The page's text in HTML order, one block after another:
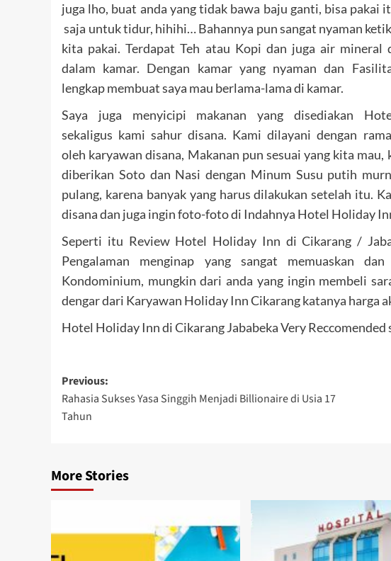
juga lho, buat anda yang tidak bawa baju ganti, bisa pakai
saja untuk tidur, hihihi… Bahannya pun sangat nyaman
kita pakai. Terdapat Teh atau Kopi dan juga air mineral
dalam kamar. Dengan kamar yang nyaman dan
lengkap membuat saya mau berlama-lama di kamar.
Saya juga menyicipi makanan yang disediakan
sekaligus kami sahur disana. Kami dilayani dengan
oleh karyawan disana, Makanan pun sesuai yang kita
diberikan Soto dan Nasi dengan Minum Susu putih
pulang, karena banyak yang harus dilakukan setelah itu.
disana dan juga ingin foto-foto di Indahnya Hotel Holiday
Seperti itu Review Hotel Holiday Inn di Cikarang /
Pengalaman menginap yang sangat memuaskan
Kondominium, mungkin dari anda yang ingin membeli
dengar dari Karyawan Holiday Inn Cikarang katanya harga
Hotel Holiday Inn di Cikarang Jababeka Very
Post
navigation
Previous:
Rahasia Sukses Yasa Singgih Menjadi Billionaire di Usia 17
Tahun
More Stories